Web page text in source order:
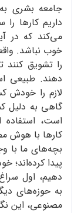
جامعه‌ بشری
داریم کارها
می‌کند که در
خوب نباشد.
را تشویق
دهند. طبیعی
لازم را خودش
گاهی به دلیل
است، استفاده
کارها با هوش
بچه‌های ما
پیدا کرده‌اند؛
دهیم، اول
به حوزه‌های
مصنوعی، این